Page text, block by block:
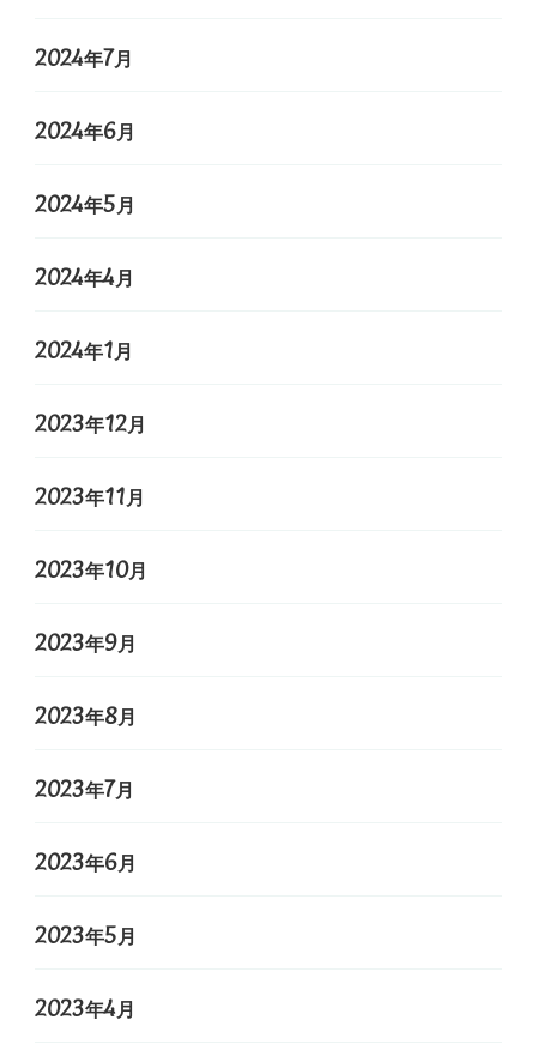
2024年7月
2024年6月
2024年5月
2024年4月
2024年1月
2023年12月
2023年11月
2023年10月
2023年9月
2023年8月
2023年7月
2023年6月
2023年5月
2023年4月